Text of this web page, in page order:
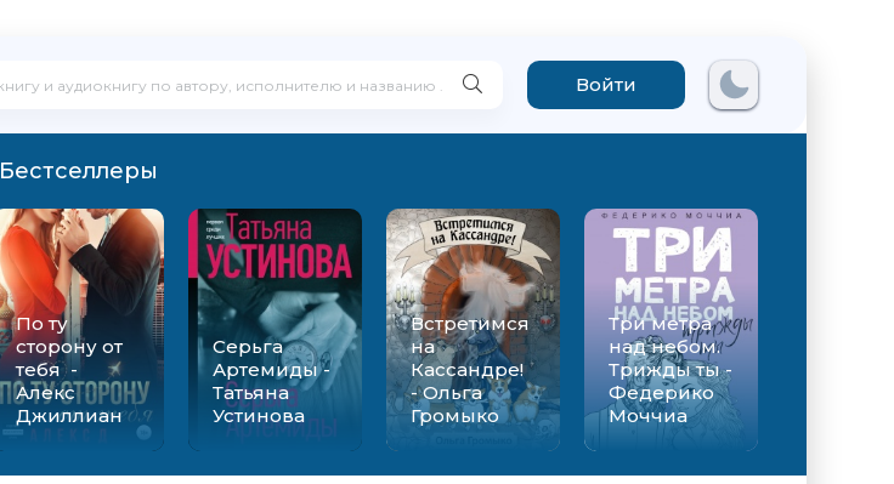
Войти
Бестселлеры
По ту
сторону от
тебя -
Алекс
Джиллиан
Серьга
Артемиды -
Татьяна
Устинова
Встретимся
на
Кассандре!
- Ольга
Громыко
Три метра
над небом.
Трижды ты -
Федерико
Моччиа